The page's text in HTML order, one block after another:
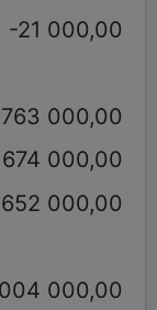
-21 000,00
000,00
000,00
000,00
000,00